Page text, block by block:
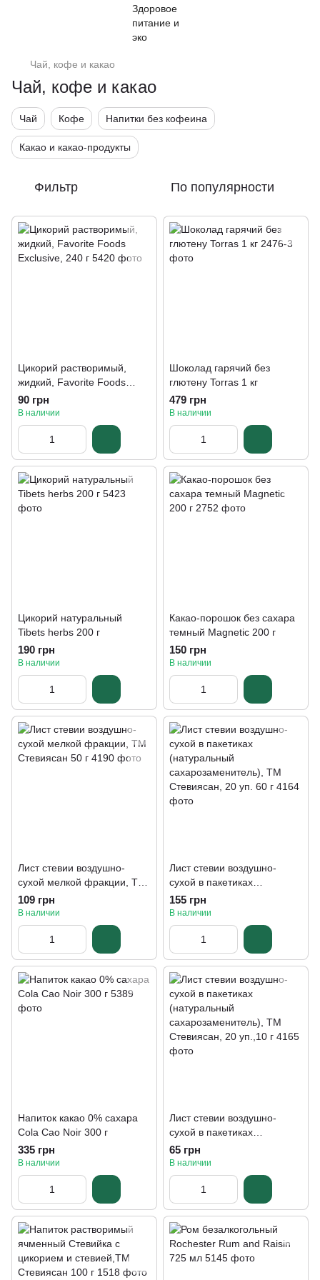
Чай, кофе и какао
Чай, кофе и какао
Чай Кофе Напитки без кофеина
Какао и какао-продукты
Фильтр По популярности
Цикорий растворимый,
жидкий, Favorite Foods
Exclusive, 240 г
90 грн
В наличии
Шоколад гарячий без
глютену Torras 1 кг
479 грн
В наличии
Цикорий натуральный
Tibets herbs 200 г
190 грн
В наличии
Какао-порошок без сахара
темный Magnetic 200 г
150 грн
В наличии
Лист стевии воздушно-
сухой мелкой фракции, ТМ
Стевиясан 50 г
109 грн
В наличии
Лист стевии воздушно-
сухой в пакетиках
(натуральный
сахарозаменитель), ТМ
Стевиясан, 20 уп. 60 г
155 грн
В наличии
Напиток какао 0% сахара
Cola Cao Noir 300 г
335 грн
В наличии
Лист стевии воздушно-
сухой в пакетиках
(натуральный
сахарозаменитель), ТМ
Стевиясан, 20 уп.,10 г
65 грн
В наличии